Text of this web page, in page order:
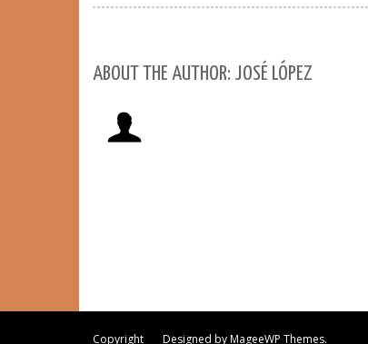
ABOUT THE AUTHOR: JOSÉ LÓPEZ
Copyright Designed by MageeWP Themes.